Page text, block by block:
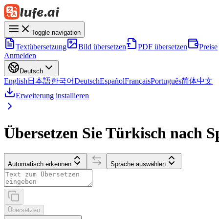
Toggle navigation
Textübersetzung Bild übersetzen PDF übersetzen
Preise
Anmelden
Deutsch
English 日本語한국어DeutschEspañolFrançaisPortuguês简体中文
Erweiterung installieren
Übersetzen Sie Türkisch nach
Automatisch erkennen Sprache auswählen
Übersetzen